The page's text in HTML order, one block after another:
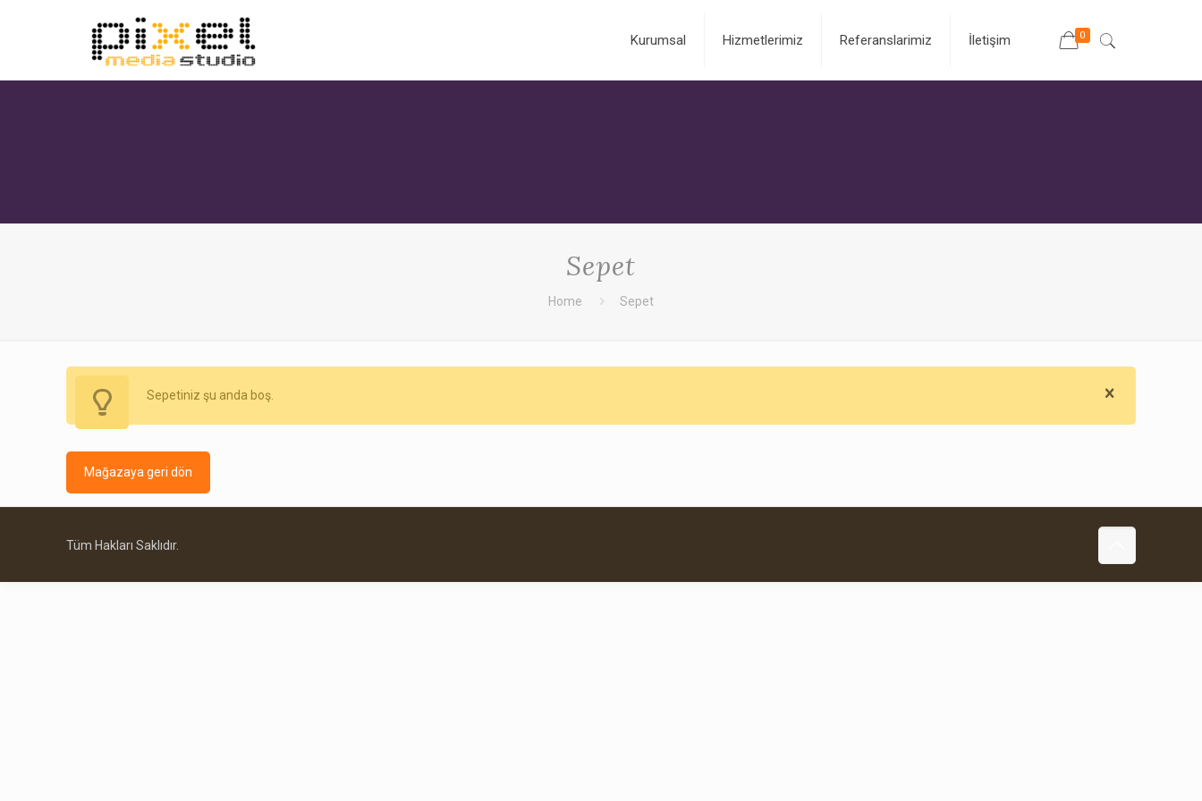
Kurumsal Hizmetlerimiz Referanslarimiz İletişim 0
Sepet
Home Sepet
Sepetiniz şu anda boş.
Mağazaya geri dön
Tüm Hakları Saklıdır.